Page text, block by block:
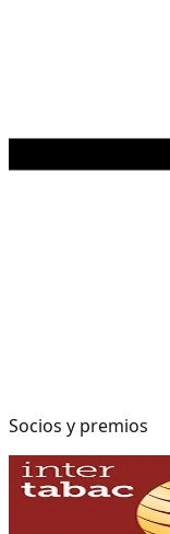
Socios y premios